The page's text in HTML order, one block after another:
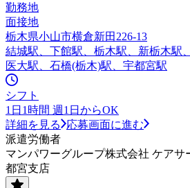
勤務地
面接地
栃木県小山市横倉新田226-13
結城駅、下館駅、栃木駅、新栃木駅
医大駅、石橋(栃木)駅、宇都宮駅
シフト
1日1時間 週1日からOK
詳細を見る
応募画面に進む
派遣労働者
マンパワーグループ株式会社 ケアサ
都宮支店